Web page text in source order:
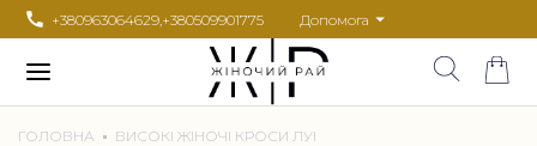
+380963064629 +380509901775 Допомога
ГОЛОВНА ВИСОКІ ЖІНОЧІ КРОСИ ЛУІ